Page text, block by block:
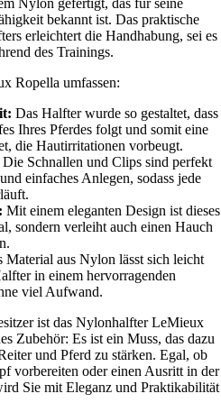
Nylon gefertigt, das für seine
bekannt ist. Das praktische
erleichtert die Handhabung, sei es
des Trainings.
Ropella umfassen:
Das Halfter wurde so gestaltet, dass
Ihres Pferdes folgt und somit eine
die Hautirritationen vorbeugt.
Die Schnallen und Clips sind perfekt
einfaches Anlegen, sodass jede
Mit einem eleganten Design ist dieses
sondern verleiht auch einen Hauch
Material aus Nylon lässt sich leicht
in einem hervorragenden
viel Aufwand.
ist das Nylonhalfter LeMieux
Zubehör: Es ist ein Muss, das dazu
und Pferd zu stärken. Egal, ob
vorbereiten oder einen Ausritt in der
Sie mit Eleganz und Praktikabilität